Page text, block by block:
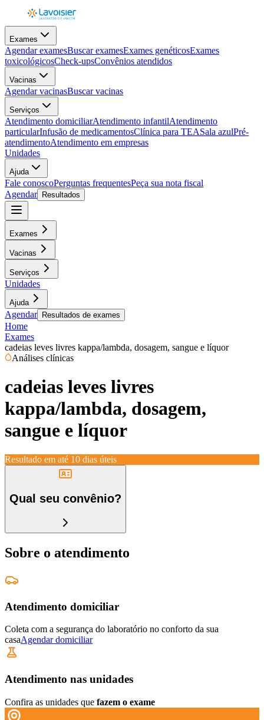
Exames
Agendar examesBuscar examesExames genéticosExames
toxicológicosCheck-upsConvênios atendidos
Vacinas
Agendar vacinasBuscar vacinas
Serviços
Atendimento domiciliarAtendimento infantilAtendimento
particularInfusão de medicamentosClínica para TEASala azulPré-
atendimentoAtendimento em empresas
Unidades
Ajuda
Fale conoscoPerguntas frequentesPeça sua nota fiscal
Agendar
Resultados
Exames
Vacinas
Serviços
Unidades
Ajuda
Agendar Resultados de exames
Home
Exames
cadeias leves livres kappa/lambda, dosagem, sangue e líquor
Análises clínicas
cadeias leves livres
kappa/lambda, dosagem,
sangue e líquor
Resultado em até 10 dias úteis
Qual seu convênio?
Sobre o atendimento
Atendimento domiciliar
Coleta com a segurança do laboratório no conforto da sua
casaAgendar domiciliar
Atendimento nas unidades
Confira as unidades que fazem o exame